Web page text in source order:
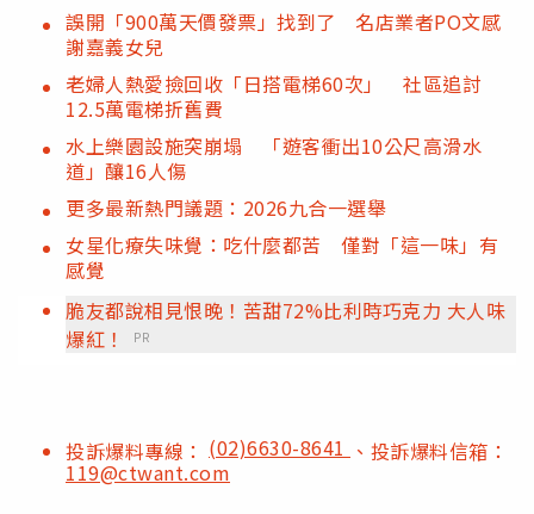
誤開「900萬天價發票」找到了 名店業者PO文感
謝嘉義女兒
老婦人熱愛撿回收「日搭電梯60次」 社區追討
12.5萬電梯折舊費
水上樂園設施突崩塌 「遊客衝出10公尺高滑水
道」釀16人傷
更多最新熱門議題：2026九合一選舉
女星化療失味覺：吃什麼都苦 僅對「這一味」有
感覺
脆友都說相見恨晚！苦甜72%比利時巧克力 大人味
爆紅！
PR
投訴爆料專線： (02)6630-8641 、投訴爆料信箱：
119@ctwant.com